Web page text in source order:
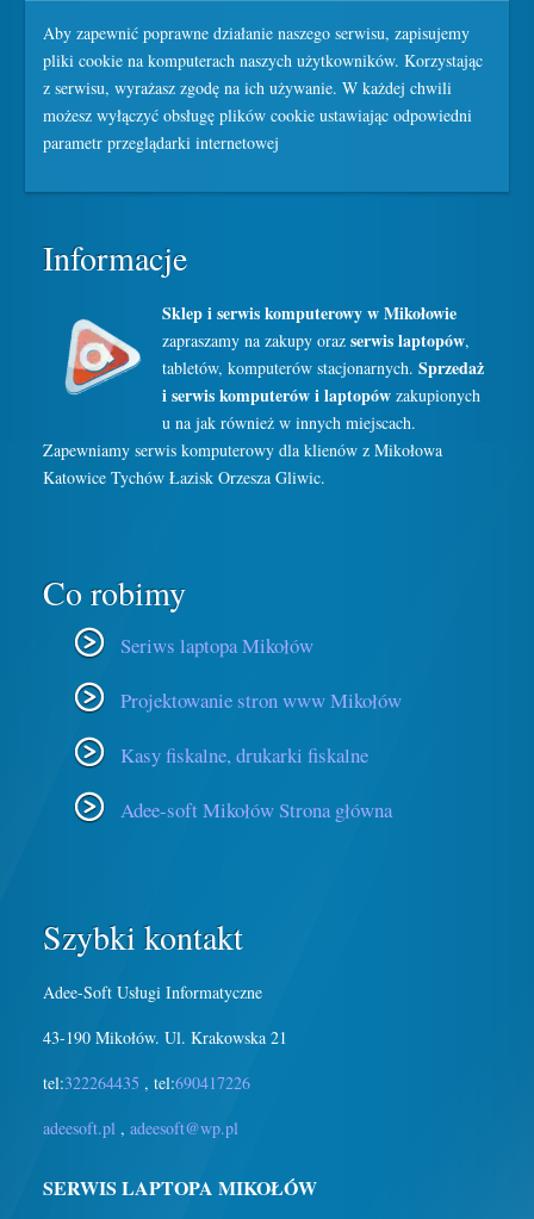
Aby zapewnić poprawne działanie naszego serwisu, zapisujemy
pliki cookie na komputerach naszych użytkowników. Korzystając
z serwisu, wyrażasz zgodę na ich używanie. W każdej chwili
możesz wyłączyć obsługę plików cookie ustawiając odpowiedni
parametr przeglądarki internetowej
Informacje
Sklep i serwis komputerowy w Mikołowie
zapraszamy na zakupy orazserwis laptopów,
tabletów, komputerów stacjonarnych.Sprzedaż
i serwis komputerów i laptopów zakupionych
u na jak również w innych miejscach.
Zapewniamy serwis komputerowy dla klienów z Mikołowa
Katowice Tychów Łazisk Orzesza Gliwic.
Co robimy
Seriws laptopa Mikołów
Projektowanie stron www Mikołów
Kasy fiskalne, drukarki fiskalne
Adee-soft Mikołów Strona główna
Szybki kontakt
Adee-Soft Usługi Informatyczne
43-190 Mikołów. Ul. Krakowska 21
tel:322264435 , tel:690417226
adeesoft.pl ,adeesoft@wp.pl
SERWIS LAPTOPA MIKOŁÓW